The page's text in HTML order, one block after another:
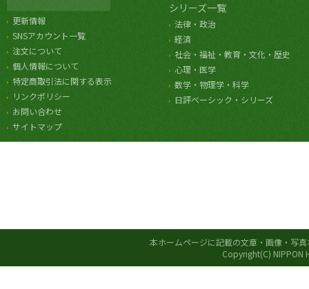
更新情報
SNSアカウント一覧
注文について
個人情報について
特定商取引法に関する表示
リンクポリシー
お問い合わせ
サイトマップ
シリーズ一覧
法律・政治
経済
社会・福祉・教育・文化・歴史
心理・医学
数学・物理学・科学
日評ベーシック・シリーズ
本ホームページに記載の文章・画像・写
Copyright(C) NIPPON